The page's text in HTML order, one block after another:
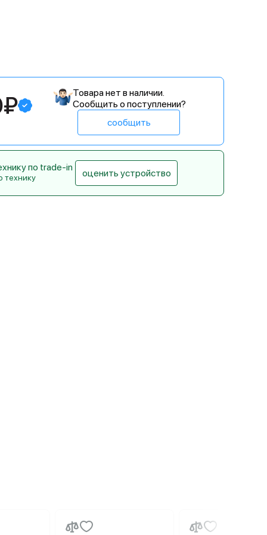
Товара нет в наличии.
Сообщить о поступлении?
сообщить
по trade-in
технику оценить устройство